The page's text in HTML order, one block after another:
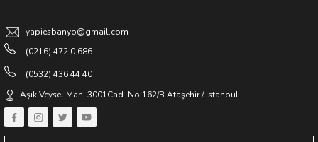
yapiesbanyo@gmail.com
(0216) 472 0 686
(0532) 436 44 40
Aşık Veysel Mah. 3001Cad. No:162/B Ataşehir / İstanbul